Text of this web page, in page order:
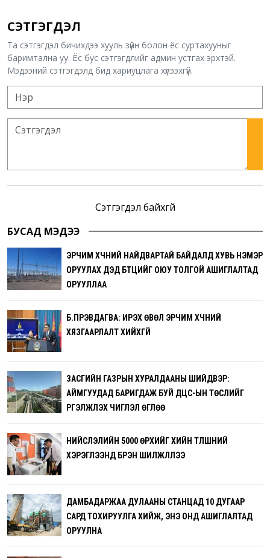
СЭТГЭГДЭЛ
Та сэтгэгдэл бичихдээ хууль зүйн болон ёс суртахууныг
баримтална уу. Ёс бус сэтгэгдлийг админ устгах эрхтэй.
Мэдээний сэтгэгдэлд бид хариуцлага хүлээхгүй.
Сэтгэгдэл байхгүй
БУСАД МЭДЭЭ
ЭРЧИМ ХҮЧНИЙ НАЙДВАРТАЙ БАЙДАЛД ХУВЬ НЭМЭР
ОРУУЛАХ ДЭД БҮТЦИЙГ ОЮУ ТОЛГОЙ АШИГЛАЛТАД
ОРУУЛЛАА
Б.ПҮРЭВДАГВА: ИРЭХ ӨВӨЛ ЭРЧИМ ХҮЧНИЙ
ХЯЗГААРЛАЛТ ХИЙХГҮЙ
ЗАСГИЙН ГАЗРЫН ХУРАЛДААНЫ ШИЙДВЭР:
АЙМГУУДАД БАРИГДАЖ БУЙ ДЦС-ЫН ТӨСЛИЙГ
ҮРГЭЛЖҮҮЛЭХ ЧИГЛЭЛ ӨГЛӨӨ
НИЙСЛЭЛИЙН 5000 ӨРХИЙГ ХИЙН ТҮЛШНИЙ
ХЭРЭГЛЭЭНД БҮРЭН ШИЛЖҮҮЛЛЭЭ
ДАМБАДАРЖАА ДУЛААНЫ СТАНЦАД 10 ДУГААР
САРД ТОХИРУУЛГА ХИЙЖ, ЭНЭ ОНД АШИГЛАЛТАД
ОРУУЛНА